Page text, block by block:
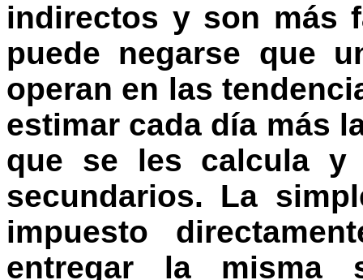
indirectos y son más
puede negarse que
operan en las
estimar cada día más
que se les calcula y
secundarios. La
impuesto
entregar la misma